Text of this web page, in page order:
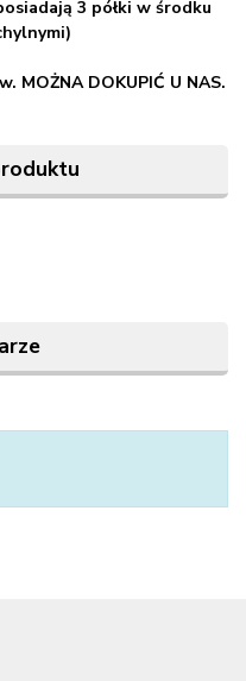
3 półki w środku
MOŻNA DOKUPIĆ U NAS.